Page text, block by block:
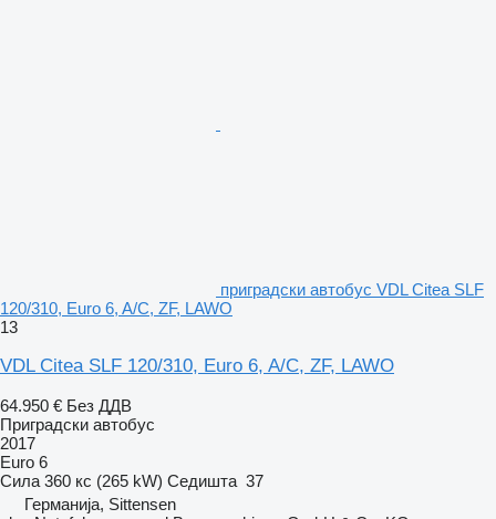
приградски автобус VDL Citea SLF
120/310, Euro 6, A/C, ZF, LAWO
13
VDL Citea SLF 120/310, Euro 6, A/C, ZF, LAWO
64.950 € Без ДДВ
Приградски автобус
2017
Euro 6
Сила 360 кс (265 kW) Седишта 37
Германија, Sittensen